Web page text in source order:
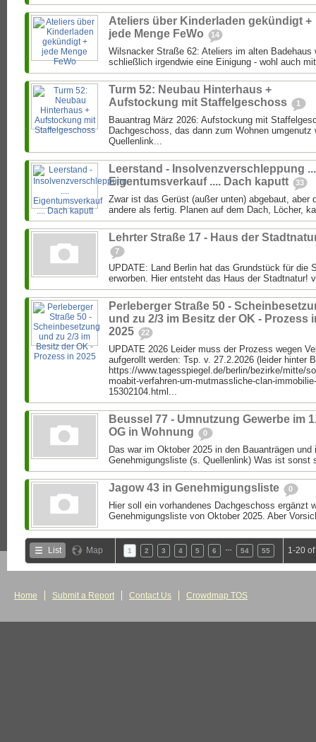
Ateliers über Kinderladen gekündigt +
jede Menge FeWo
14
Wilsnacker Straße 62: Ateliers im alten Badehaus
schließlich irgendwie eine Einigung - wohl auch
Turm 52: Neubau Hinterhaus +
Aufstockung mit Staffelgeschoss
1
Bauantrag März 2026: Aufstockung mit
Dachgeschoss, das dann zum Wohnen umgenutz
Quellenlink...
Leerstand - Insolvenzverschleppung
Eigentumsverkauf .... Dach kaputt
33
Zwar ist das Gerüst (außer unten) abgebaut, aber
andere als fertig. Planen auf dem Dach, Löcher,
Lehrter Straße 17 - Haus der
7
UPDATE: Land Berlin hat das Grundstück für die
erworben. Hier entsteht das Haus der Stadtnatur!
Perleberger Straße 50 -
und zu 2/3 im Besitz der OK - Prozess
2025
22
UPDATE 2026 Leider muss der Prozess wegen
aufgerollt werden: Tsp. v. 27.2.2026 (leider hinter
https://www.tagesspiegel.de/berlin/bezirke/mitte/
moabit-verfahren-um-mutmassliche-clan-
15302104.html...
Beussel 77 - Umnutzung Gewerbe im
OG in Wohnung
0
Das war im Oktober 2025 in den Bauanträgen
Genehmigungsliste (s. Quellenlink) Was ist sonst
Jagow 43 in Genehmigungsliste 0
Hier soll ein vorhandenes Dachgeschoss ergänzt
Genehmigungsliste von Oktober 2025. Aber
List Map 1 2 3 4 5 6 54 55 1-20
Home Submit a Report Contact Us Crowdmap TOS